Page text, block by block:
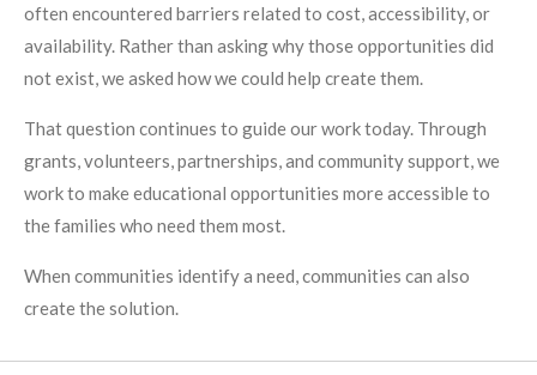
often encountered barriers related to cost, accessibility, or
availability. Rather than asking why those opportunities did
not exist, we asked how we could help create them.
That question continues to guide our work today. Through
grants, volunteers, partnerships, and community support, we
work to make educational opportunities more accessible to
the families who need them most.
When communities identify a need, communities can also
create the solution.